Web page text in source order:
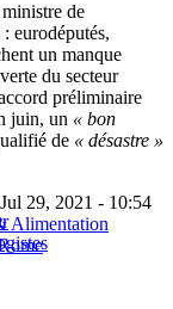
de
eurodéputés,
un manque
du secteur
préliminaire
juin, un « bon
de « désastre »
29, 2021 - 10:54
Alimentation